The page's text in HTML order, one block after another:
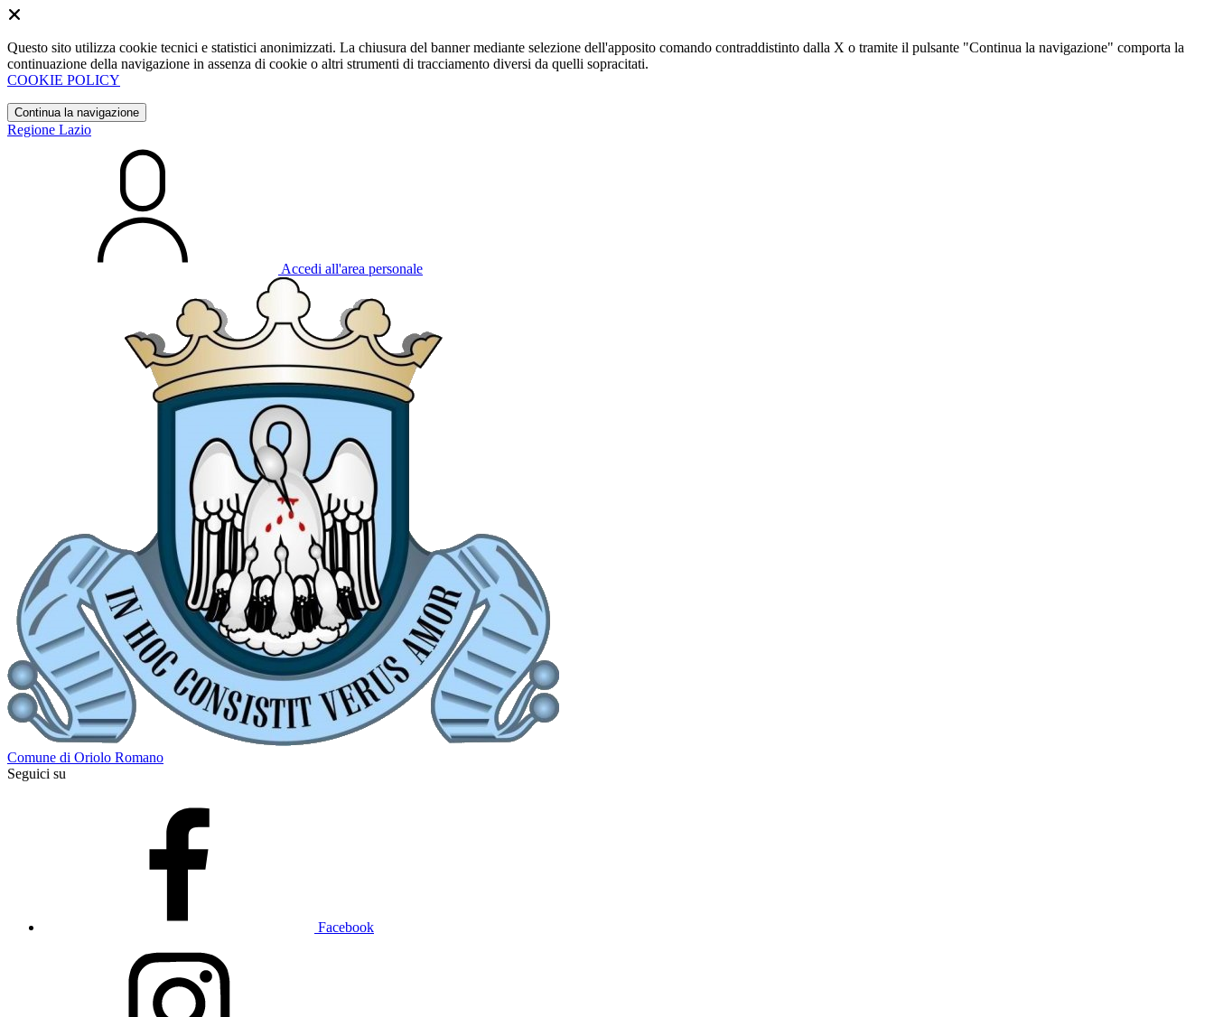
Questo sito utilizza cookie tecnici e statistici anonimizzati. La chiusura del banner mediante selezione dell'apposito comando contraddistinto dalla X o tramite il pulsante "Continua la navigazione" comporta la
continuazione della navigazione in assenza di cookie o altri strumenti di tracciamento diversi da quelli sopracitati.
COOKIE POLICY
Continua la navigazione
Regione Lazio
Accedi all'area personale
Comune di Oriolo Romano
Seguici su
Facebook